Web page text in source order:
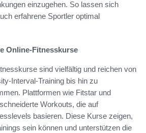
einzugehen. So lassen sich
erfahrene Sportler optimal
Online-Fitnesskurse
sind vielfältig und reichen von
Interval-Training bis hin zu
Plattformen wie Fitstar und
Workouts, die auf
basieren. Diese Kurse zeigen,
sein können und unterstützen die